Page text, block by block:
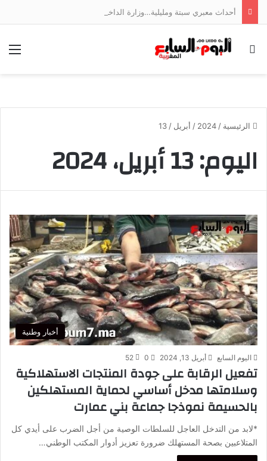
أحداث معبري سبتة ومليلية…وزارة الداخلية توضح
بحث عن
الرئيسية /
2024
/ أبريل /
13
اليوم:13 أبريل، 2024
أخبار وطنية
اليوم السابع أبريل 13, 2024 0
52
تفعيل الرقابة على جودة المنتجات الاستهلاكية
وسلامتها مدخل أساسي لحماية المستهلكين
بالحسيمة نموذجا جماعة بني عمارت
*لابد من التدخل العاجل للسلطات الوصية من أجل الضرب على أيدي كل
المتلاعبين بصحة المستهلك ضرورة تعزيز أدوار المكتب الوطني…